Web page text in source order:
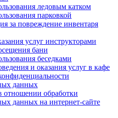
ледовым катком
парковкой
за повреждение инвентаря
услуг инструкторами
бани
беседками
и оказания услуг в кафе
данных
отношении обработки
данных на интернет-сайте